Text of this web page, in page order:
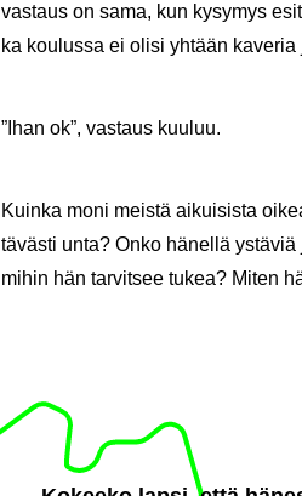
vas­taus on sama, kun ky­sy­mys
ka kou­lus­sa ei olisi yh­tään
”Ihan ok”, vas­taus kuu­luu.
Kuin­ka moni meis­tä ai­kui­sis­ta
tä­väs­ti unta? Onko hä­nel­lä
mihin hän tar­vit­see tukea? Miten